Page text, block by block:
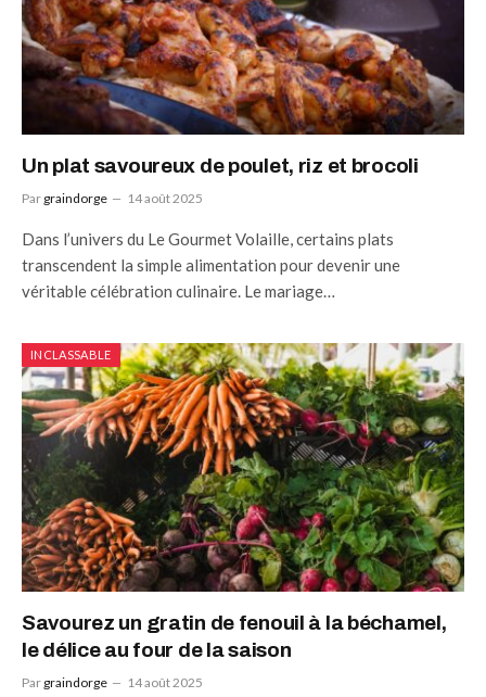
Un plat savoureux de poulet, riz et brocoli
Par graindorge 14 août 2025
Dans l’univers du Le Gourmet Volaille, certains plats
transcendent la simple alimentation pour devenir une
véritable célébration culinaire. Le mariage…
INCLASSABLE
Savourez un gratin de fenouil à la béchamel,
le délice au four de la saison
Par graindorge 14 août 2025